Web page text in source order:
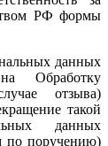
РФ формы
данных
Обработку
отзыва)
такой
данных
по поручению)